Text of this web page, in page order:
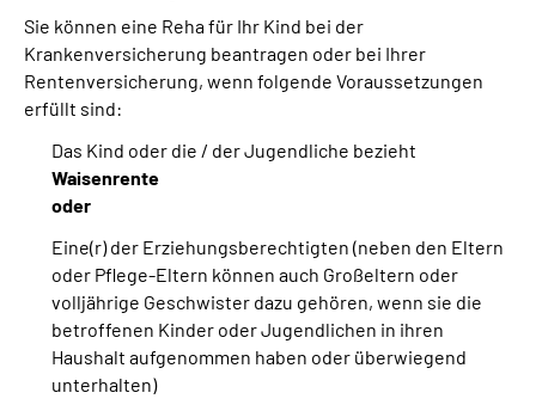
Sie können eine Reha für Ihr Kind bei der
Krankenversicherung beantragen oder bei Ihrer
Rentenversicherung, wenn folgende Voraussetzungen
erfüllt sind:
Das Kind oder die / der Jugendliche bezieht
Waisenrente
oder
Eine(r) der Erziehungsberechtigten (neben den Eltern
oder Pflege-Eltern können auch Großeltern oder
volljährige Geschwister dazu gehören, wenn sie die
betroffenen Kinder oder Jugendlichen in ihren
Haushalt aufgenommen haben oder überwiegend
unterhalten)